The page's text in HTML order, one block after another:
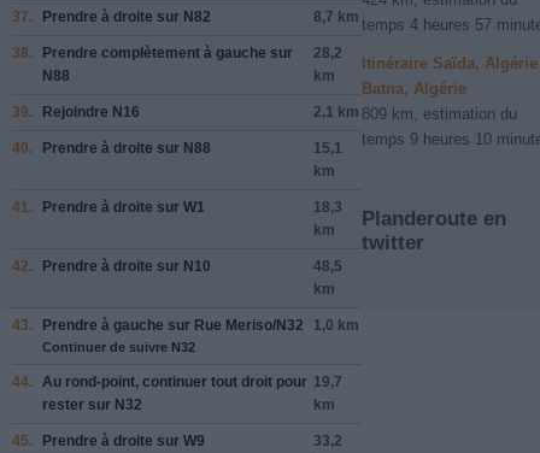
37. Prendre à droite sur N82 8,7 km
38. Prendre complètement à gauche sur
N88
28,2
km
39. Rejoindre N16 2,1 km
40. Prendre à droite sur N88
15,1
km
41. Prendre à droite sur W1
18,3
km
42. Prendre à droite sur N10
48,5
km
43. Prendre à gauche sur Rue Meriso/N32
Continuer de suivre N32
1,0 km
44.
Au rond-point, continuer tout droit pour
rester sur N32
19,7
km
45. Prendre à droite sur W9
33,2
temps 4 heures 57
Itinéraire Saïda, Algérie
Batna, Algérie
809 km, estimation du
temps 9 heures 10
Planderoute en
twitter